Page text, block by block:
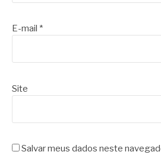
E-mail *
Site
Salvar meus dados neste